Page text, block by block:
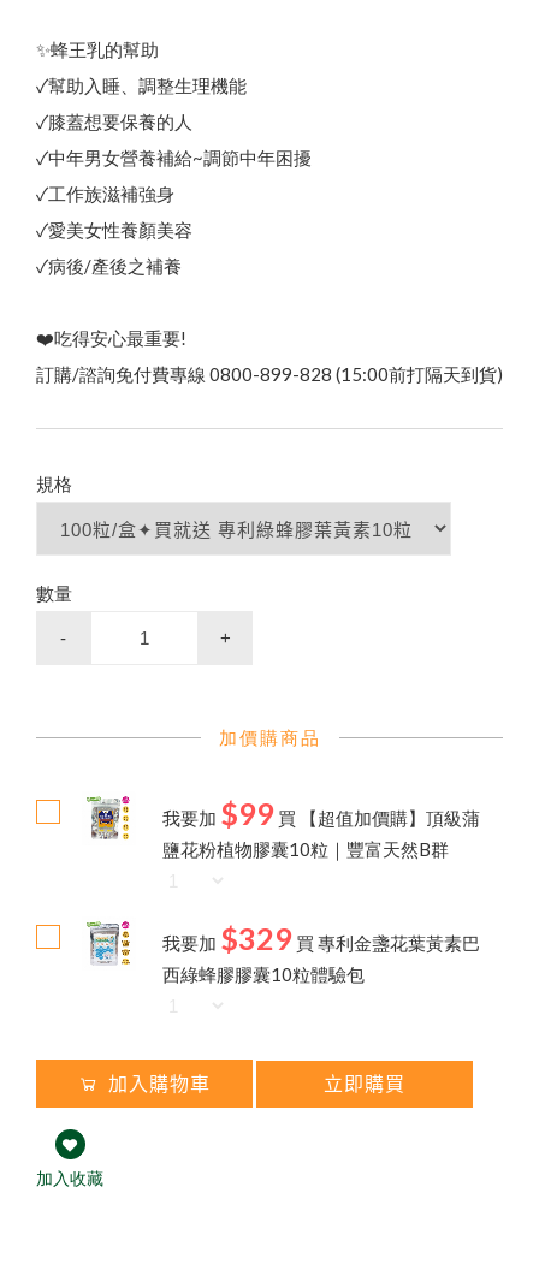
買
就
送
✦
熱
銷
明
星
商
品
(
價
值
2
8
0
元
↗
下殺33折✦父親節尊享組
第2件7折起✦頂級蜂蜜系列
熱銷禮盒250元起✦中秋獻禮組
買大送小✦陳釀蜂蜜醋
100% 台灣頂級純蜂蜜高山野花冬蜜｜國際三星認證
龍眼蜜｜國際三星認證荔枝蜜百花蜜
陳釀蜂蜜醋
陳釀蜂蜜醋
）
蜂蜜枇杷潤喉糖/蜂膠青草硬喉糖
節慶生日送禮 ✦ 精美禮盒
企
業
大
宗
採
購
免
付
費
專
線
0
8
0
0
-
8
9
9
8
2
8
✨蜂王乳的幫助
✓幫助入睡、調整生理機能
✓膝蓋想要保養的人
✓中年男女營養補給~調節中年困擾
✓工作族滋補強身
✓愛美女性養顏美容
✓病後/產後之補養
❤️吃得安心最重要!
訂購/諮詢免付費專線 0800-899-828 (15:00前打隔天到貨)
規格
數量
- +
加價購商品
我要加 $99 買
【超值加價購】頂級蒲
鹽花粉植物膠囊10粒｜豐富天然B群
我要加 $329 買 專利金盞花葉黃素巴
西綠蜂膠膠囊10粒體驗包
加入購物車 立即購買
加入收藏